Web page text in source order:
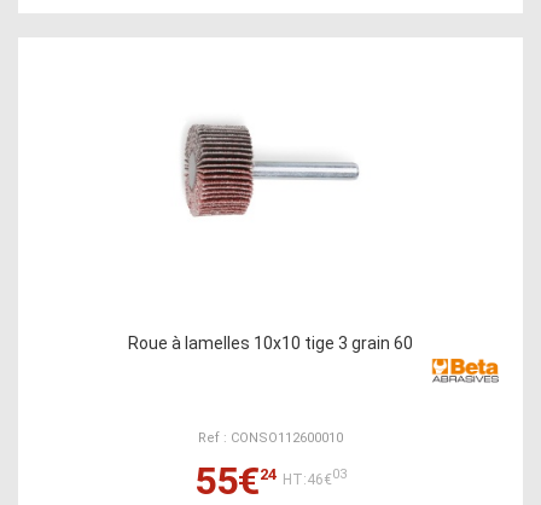
Roue à lamelles 10x10 tige 3 grain 60
Ref : CONSO112600010
55€24 HT:46€03